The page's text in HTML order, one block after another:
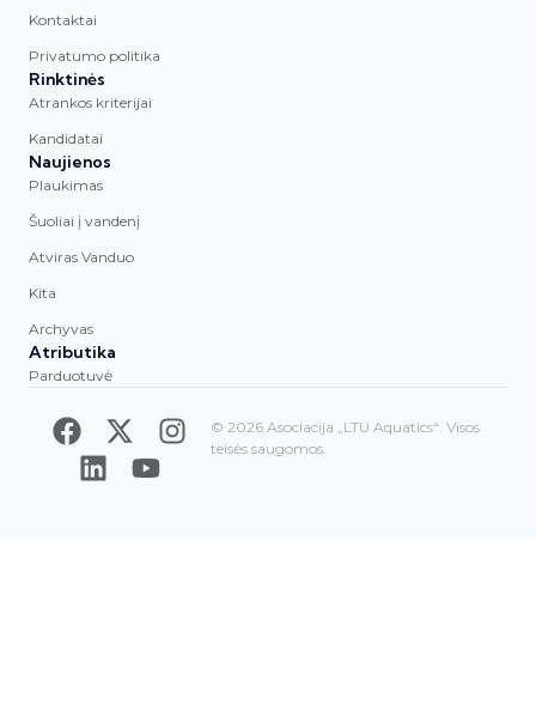
Kontaktai
Privatumo politika
Rinktinės
Atrankos kriterijai
Kandidatai
Naujienos
Plaukimas
Šuoliai į vandenį
Atviras Vanduo
Kita
Archyvas
Atributika
Parduotuvė
© 2026 Asociacija „LTU Aquatics“. Visos
teisės saugomos.